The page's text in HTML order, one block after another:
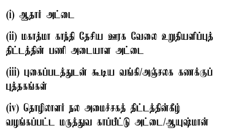
(i) ஆதார் அட்டை
(ii) மகாத்மா காந்தி தேசிய ஊரக வேலை உறுதியளிப்புத்
திட்டத்தின் பணி அடையாள அட்டை
(iii) புகைப்படத்துடன் கூடிய வங்கி/அஞ்சலக கணக்குப்
புத்தகங்கள்
(iv) தொழிலாளர் நல அமைச்சகத் திட்டத்தின்கீழ்
வழங்கப்பட்ட மருத்துவ காப்பீட்டு அட்டை/ஆயுஷ்மான்